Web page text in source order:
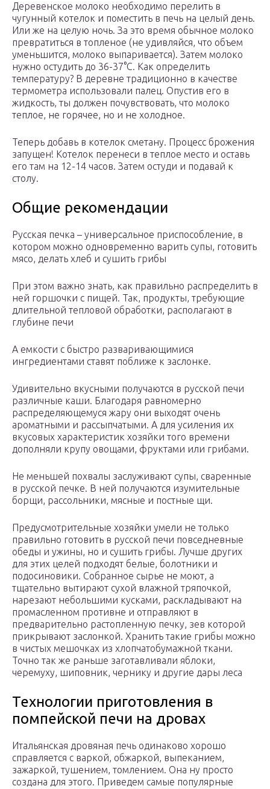
Деревенское молоко необходимо перелить в
чугунный котелок и поместить в печь на целый день.
Или же на целую ночь. За это время обычное молоко
превратиться в топленое (не удивляйся, что объем
уменьшится, молоко выпаривается). Затем молоко
нужно остудить до 36-37°C. Как определить
температуру? В деревне традиционно в качестве
термометра использовали палец. Опустив его в
жидкость, ты должен почувствовать, что молоко
теплое, не горячее, но и не холодное.
Теперь добавь в котелок сметану. Процесс брожения
запущен! Котелок перенеси в теплое место и оставь
его там на 12-14 часов. Затем остуди и подавай к
столу.
Общие рекомендации
Русская печка – универсальное приспособление, в
котором можно одновременно варить супы, готовить
мясо, делать хлеб и сушить грибы
При этом важно знать, как правильно распределить в
ней горшочки с пищей. Так, продукты, требующие
длительной тепловой обработки, располагают в
глубине печи
А емкости с быстро разваривающимися
ингредиентами ставят поближе к заслонке.
Удивительно вкусными получаются в русской печи
различные каши. Благодаря равномерно
распределяющемуся жару они выходят очень
ароматными и рассыпчатыми. А для усиления их
вкусовых характеристик хозяйки того времени
дополняли крупу овощами, фруктами или грибами.
Не меньшей похвалы заслуживают супы, сваренные
в русской печке. В ней получаются изумительные
борщи, рассольники, мясные и постные щи.
Предусмотрительные хозяйки умели не только
правильно готовить в русской печи повседневные
обеды и ужины, но и сушить грибы. Лучше других
для этих целей подходят белые, болотники и
подосиновики. Собранное сырье не моют, а
тщательно вытирают сухой влажной тряпочкой,
нарезают небольшими кусками, раскладывают на
промасленном противне и отправляют в
предварительно растопленную печку, зев которой
прикрывают заслонкой. Хранить такие грибы можно
в чистых мешочках из хлопчатобумажной ткани.
Точно так же раньше заготавливали яблоки,
черемуху, шиповник, чернику и другие дары леса
Технологии приготовления в
помпейской печи на дровах
Итальянская дровяная печь одинаково хорошо
справляется с варкой, обжаркой, выпеканием,
зажаркой, тушением, томлением. Она ну просто
создана для этого. Приведем самые популярные